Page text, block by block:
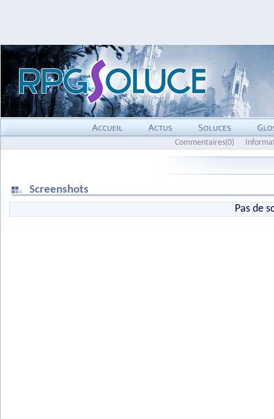
Commentaires(0)
Screenshots
Pas de